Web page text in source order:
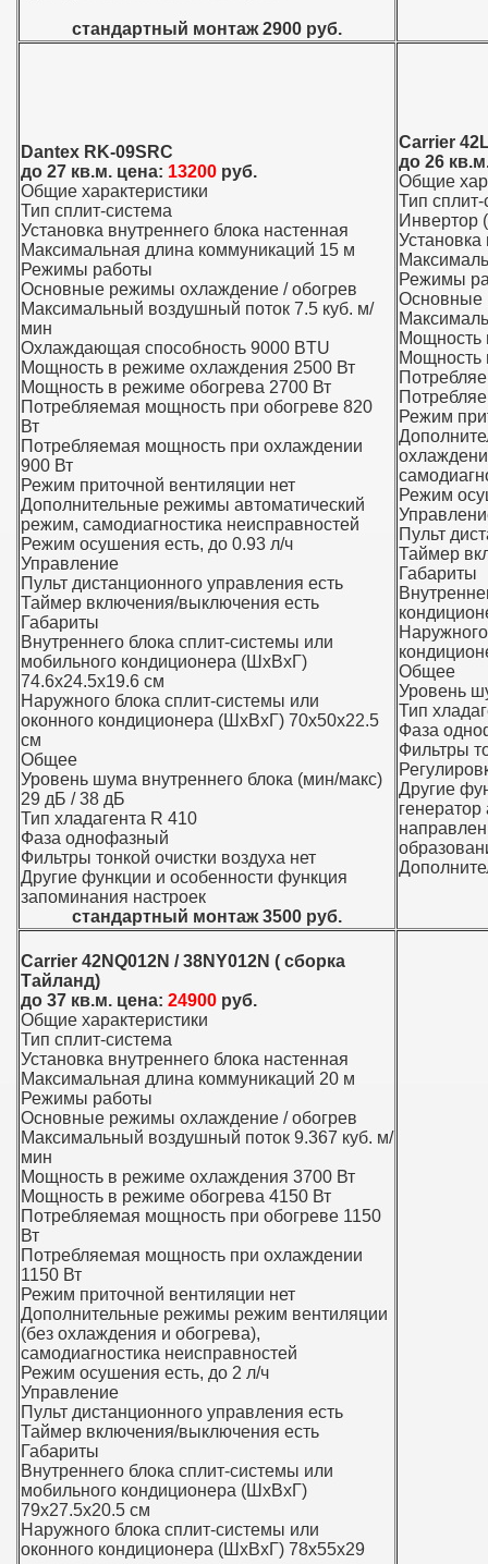
стандартный монтаж 2900 руб.
Dantex RK-09SRC
до 27 кв.м. цена: 13200 руб.
Общие характеристики
Тип сплит-система
Установка внутреннего блока настенная
Максимальная длина коммуникаций 15 м
Режимы работы
Основные режимы охлаждение / обогрев
Максимальный воздушный поток 7.5 куб. м/
мин
Охлаждающая способность 9000 BTU
Мощность в режиме охлаждения 2500 Вт
Мощность в режиме обогрева 2700 Вт
Потребляемая мощность при обогреве 820
Вт
Потребляемая мощность при охлаждении
900 Вт
Режим приточной вентиляции нет
Дополнительные режимы автоматический
режим, самодиагностика неисправностей
Режим осушения есть, до 0.93 л/ч
Управление
Пульт дистанционного управления есть
Таймер включения/выключения есть
Габариты
Внутреннего блока сплит-системы или
мобильного кондиционера (ШxВxГ)
74.6x24.5x19.6 см
Наружного блока сплит-системы или
оконного кондиционера (ШxВxГ) 70x50x22.5
см
Общее
Уровень шума внутреннего блока (мин/макс)
29 дБ / 38 дБ
Тип хладагента R 410
Фаза однофазный
Фильтры тонкой очистки воздуха нет
Другие функции и особенности функция
запоминания настроек
стандартный монтаж 3500 руб.
Carrier
до 26
Общие
Тип
Инвертор
Установка
Режимы
Основные
Мощность
Мощность
Режим
Режим
Пульт
Таймер
Габариты
Общее
Уровень
Тип
Фаза
Фильтры
Другие
Carrier 42NQ012N / 38NY012N ( сборка
Тайланд)
до 37 кв.м. цена: 24900 руб.
Общие характеристики
Тип сплит-система
Установка внутреннего блока настенная
Максимальная длина коммуникаций 20 м
Режимы работы
Основные режимы охлаждение / обогрев
Максимальный воздушный поток 9.367 куб. м/
мин
Мощность в режиме охлаждения 3700 Вт
Мощность в режиме обогрева 4150 Вт
Потребляемая мощность при обогреве 1150
Вт
Потребляемая мощность при охлаждении
1150 Вт
Режим приточной вентиляции нет
Дополнительные режимы режим вентиляции
(без охлаждения и обогрева),
самодиагностика неисправностей
Режим осушения есть, до 2 л/ч
Управление
Пульт дистанционного управления есть
Таймер включения/выключения есть
Габариты
Внутреннего блока сплит-системы или
мобильного кондиционера (ШxВxГ)
79x27.5x20.5 см
Наружного блока сплит-системы или
оконного кондиционера (ШxВxГ) 78x55x29